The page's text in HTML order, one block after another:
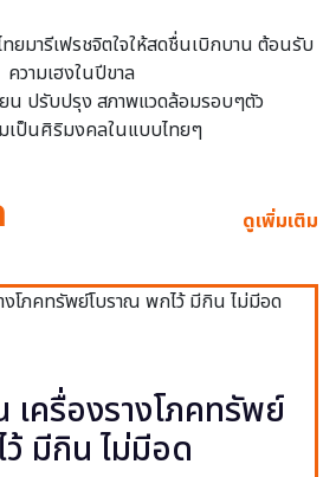
ยมารีเฟรชจิตใจให้สดชื่นเบิกบาน ต้อนรับ
ความเฮงในปีขาล
น ปรับปรุง สภาพแวดล้อมรอบๆตัว
เป็นศิริมงคลในแบบไทยๆ
ดูเพิ่มเติม
เครื่องรางโภคทรัพย์
มีกิน ไม่มีอด